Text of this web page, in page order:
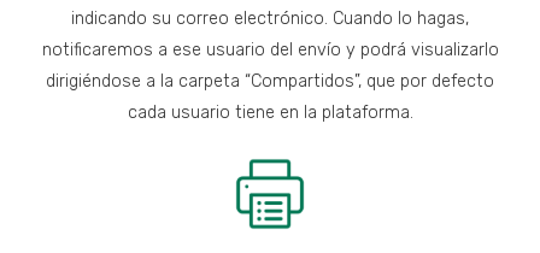
indicando su correo electrónico. Cuando lo hagas,
notificaremos a ese usuario del envío y podrá visualizarlo
dirigiéndose a la carpeta “Compartidos”, que por defecto
cada usuario tiene en la plataforma.